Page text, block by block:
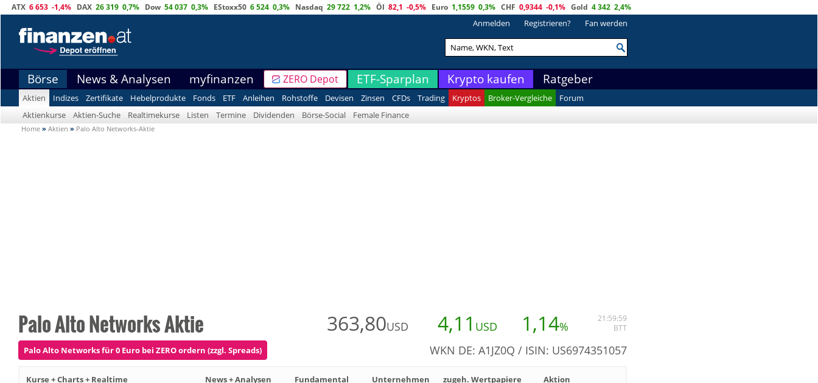
ATX 6 653 -1,4% DAX 26 319 0,7% Dow 54 037 0,3% EStoxx50 6 524 0,3% Nasdaq 29 722 1,2% Öl 82,1 -0,5% Euro 1,1559 0,3% CHF 0,9344 -0,1% Gold 4 342 2,4%
Anmelden Registrieren? Fan werden
Börse News & Analysen myfinanzen ZERO Depot ETF-Sparplan Krypto kaufen Ratgeber
Aktien Indizes Zertifikate Hebelprodukte Fonds ETF Anleihen Rohstoffe Devisen Zinsen CFDs Trading Kryptos Broker-Vergleiche
Forum
Aktienkurse
Aktien-Suche Realtimekurse Listen Termine Dividenden Börse-Social Female Finance
Home » Aktien » Palo Alto Networks-Aktie
Palo Alto Networks Aktie 363,80USD 4,11 USD 1,14%
21:59:59
BTT
Palo Alto Networks für 0 Euro bei ZERO ordern (zzgl. Spreads) WKN DE: A1JZ0Q / ISIN: US6974351057
Kurse + Charts + Realtime News + Analysen Fundamental Unternehmen zugeh. Wertpapiere
Aktion